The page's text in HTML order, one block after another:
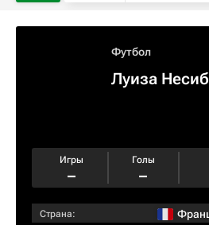
Футбол
Луиза Несиб
Игры
–
Голы
–
Страна: